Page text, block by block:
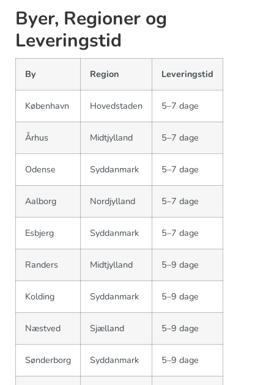
Byer, Regioner og
Leveringstid
By Region Leveringstid
København Hovedstaden 5–7 dage
Århus Midtjylland 5–7 dage
Odense Syddanmark 5–7 dage
Aalborg Nordjylland 5–7 dage
Esbjerg Syddanmark 5–7 dage
Randers Midtjylland 5–9 dage
Kolding Syddanmark 5–9 dage
Næstved Sjælland 5–9 dage
Sønderborg Syddanmark 5–9 dage